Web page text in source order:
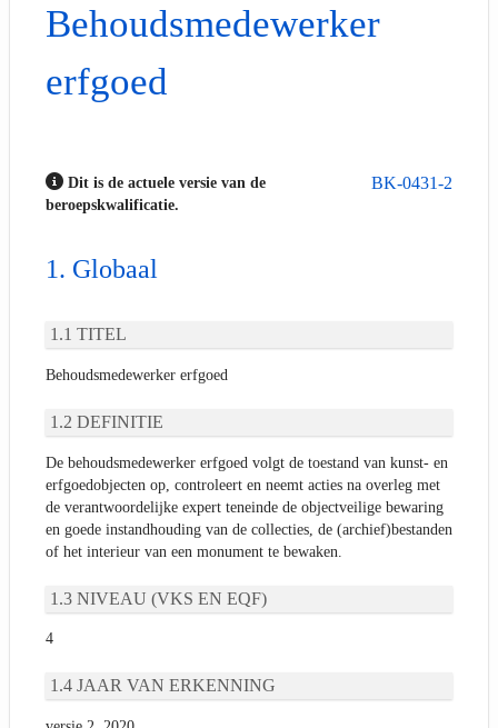
Behoudsmedewerker
erfgoed
BK-0431-2
Dit is de actuele versie van de
beroepskwalificatie.
Globaal
TITEL
Behoudsmedewerker erfgoed
DEFINITIE
De behoudsmedewerker erfgoed volgt de toestand van kunst- en
erfgoedobjecten op, controleert en neemt acties na overleg met
de verantwoordelijke expert teneinde de objectveilige bewaring
en goede instandhouding van de collecties, de (archief)bestanden
of het interieur van een monument te bewaken.
NIVEAU (VKS EN EQF)
4
JAAR VAN ERKENNING